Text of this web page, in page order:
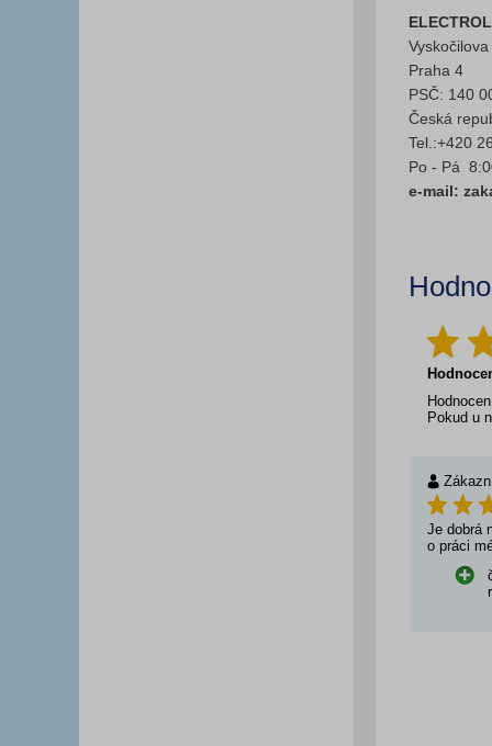
Praha 4
PSČ: 140
Česká
Tel.:+420
Po - Pá
e-mail:
Pokud u
Je dobrá
o práci